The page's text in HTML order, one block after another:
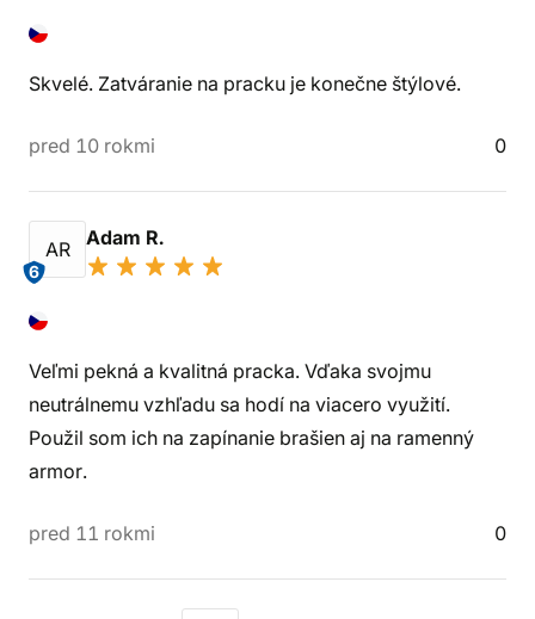
Skvelé. Zatváranie na pracku je konečne štýlové.
pred 10 rokmi 0
AR
6
Adam R.
Veľmi pekná a kvalitná pracka. Vďaka svojmu
neutrálnemu vzhľadu sa hodí na viacero využití.
Použil som ich na zapínanie brašien aj na ramenný
armor.
pred 11 rokmi 0